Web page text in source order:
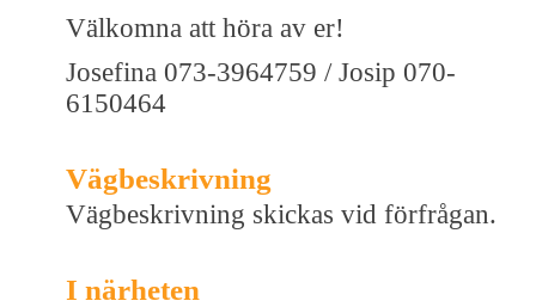
Välkomna att höra av er!
Josefina 073-3964759 / Josip 070-
6150464
Vägbeskrivning
Vägbeskrivning skickas vid förfrågan.
I närheten